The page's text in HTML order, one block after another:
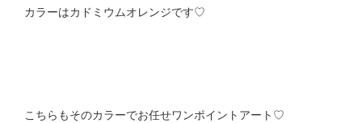
カラーはカドミウムオレンジです♡
こちらもそのカラーでお任せワンポイントアート♡